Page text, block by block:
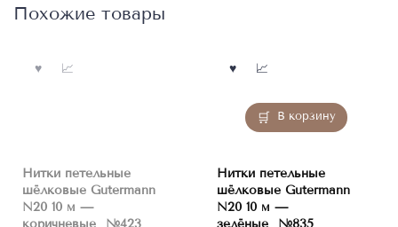
странице
товара.
Похожие товары
Нитки петельные
шёлковые Gutermann
N20 10 м —
коричневые_№423
В корзину
Нитки петельные
шёлковые Gutermann
N20 10 м —
зелёные_№835